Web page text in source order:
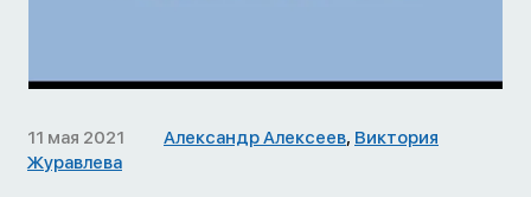
11 мая 2021 Александр Алексеев, Виктория
Журавлева